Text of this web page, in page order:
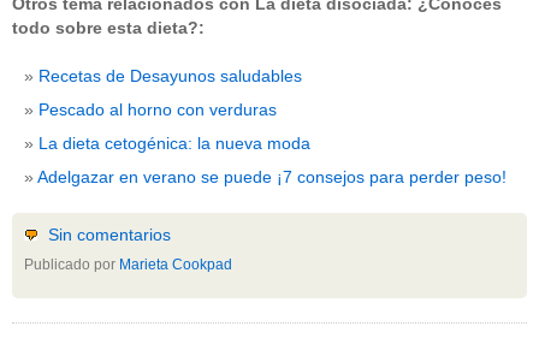
todo sobre esta dieta?:
Recetas de Desayunos saludables
Pescado al horno con verduras
La dieta cetogénica: la nueva moda
Adelgazar en verano se puede ¡7 consejos para perder peso!
Sin comentarios
Publicado por Marieta Cookpad